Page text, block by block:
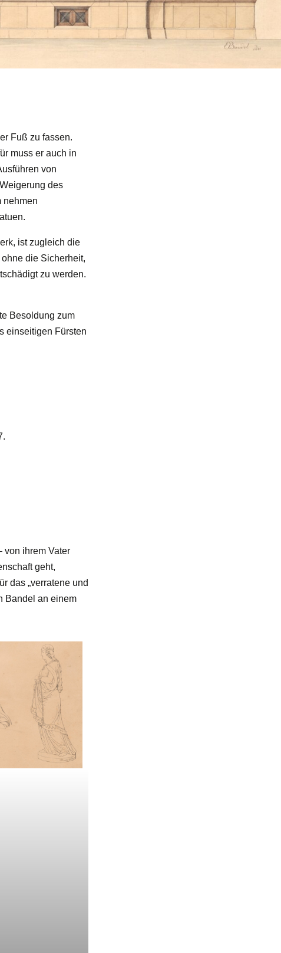
Fuß zu fassen.
muss er auch in
von
des
nehmen
ist zugleich die
die Sicherheit,
zu werden.
Besoldung zum
einseitigen Fürsten
von ihrem Vater
geht,
das „verratene und
Bandel an einem